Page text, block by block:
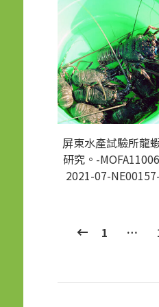
屏東水產試驗所龍
研究。-
2021-07-
1 …